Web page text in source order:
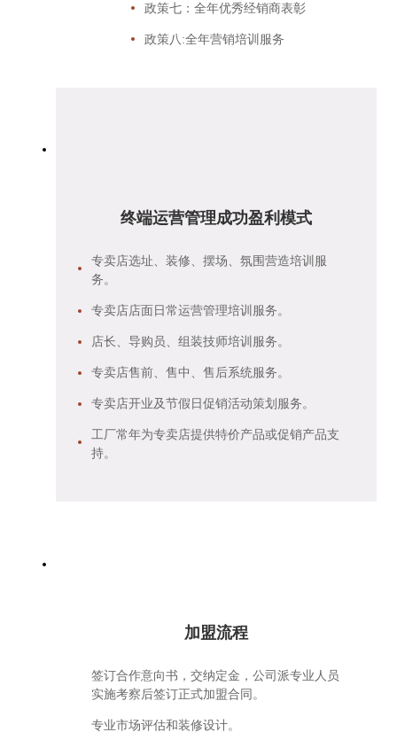
政策七：全年优秀经销商表彰
政策八:全年营销培训服务
终端运营管理成功盈利模式
专卖店选址、装修、摆场、氛围营造培训服
务。
专卖店店面日常运营管理培训服务。
店长、导购员、组装技师培训服务。
专卖店售前、售中、售后系统服务。
专卖店开业及节假日促销活动策划服务。
工厂常年为专卖店提供特价产品或促销产品支
持。
加盟流程
签订合作意向书，交纳定金，公司派专业人员
实施考察后签订正式加盟合同。
专业市场评估和装修设计。